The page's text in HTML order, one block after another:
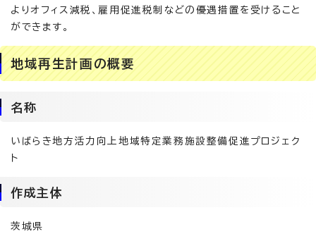
よりオフィス減税、雇用促進税制などの優遇措置を受けること
ができます。
地域再生計画の概要
名称
いばらき地方活力向上地域特定業務施設整備促進プロジェク
ト
作成主体
茨城県